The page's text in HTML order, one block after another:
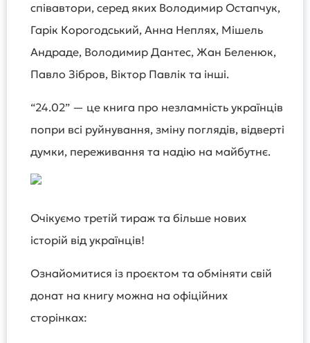
співавтори, серед яких Володимир Остапчук,
Гарік Корогодський, Анна Неплях, Мішель
Андраде, Володимир Дантес, Жан Беленюк,
Павло Зібров, Віктор Павлік та інші.
“24.02” — це книга про незламність українців
попри всі руйнування, зміну поглядів, відверті
думки, переживання та надію на майбутнє.
Очікуємо третій тираж та більше нових
історій від українців!
Ознайомитися із проєктом та обміняти свій
донат на книгу можна на офіційних
сторінках: